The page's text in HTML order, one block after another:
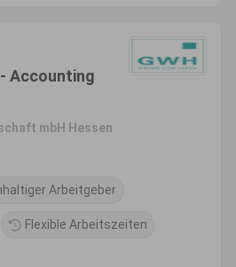
Accounting
mbH Hessen
Arbeitgeber
Flexible Arbeitszeiten